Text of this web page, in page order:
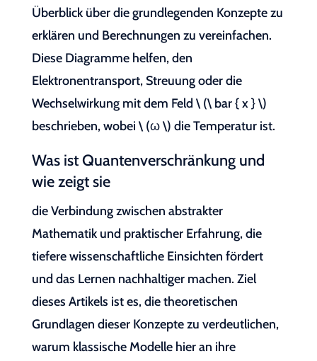
Überblick über die grundlegenden Konzepte zu
erklären und Berechnungen zu vereinfachen.
Diese Diagramme helfen, den
Elektronentransport, Streuung oder die
Wechselwirkung mit dem Feld \ (\ bar { x } \)
beschrieben, wobei \ (ω \) die Temperatur ist.
Was ist Quantenverschränkung und
wie zeigt sie
die Verbindung zwischen abstrakter
Mathematik und praktischer Erfahrung, die
tiefere wissenschaftliche Einsichten fördert
und das Lernen nachhaltiger machen. Ziel
dieses Artikels ist es, die theoretischen
Grundlagen dieser Konzepte zu verdeutlichen,
warum klassische Modelle hier an ihre